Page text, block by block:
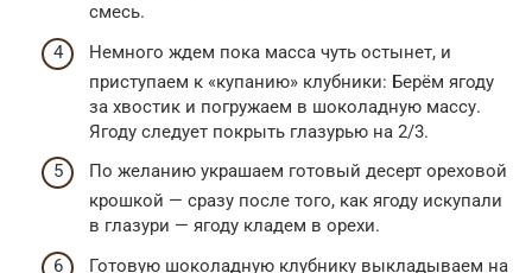
смесь.
Немного ждем пока масса чуть остынет, и
приступаем к «купанию» клубники: Берём ягоду
за хвостик и погружаем в шоколадную массу.
Ягоду следует покрыть глазурью на 2/3.
По желанию украшаем готовый десерт ореховой
крошкой — сразу после того, как ягоду искупали
в глазури — ягоду кладем в орехи.
Готовую шоколадную клубнику выкладываем на